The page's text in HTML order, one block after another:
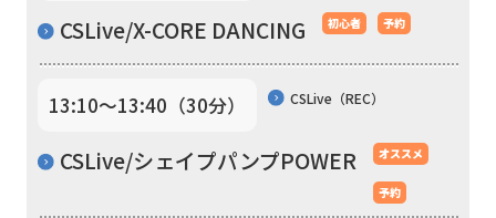
CSLive/X-CORE DANCING 初心者 予約
13:10〜13:40（30分） CSLive（REC）
CSLive/シェイプパンプPOWER オススメ
予約
translation)
return
the